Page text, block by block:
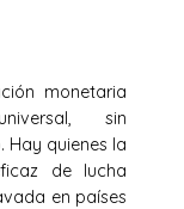
monetaria
sin
quienes la
de lucha
en países